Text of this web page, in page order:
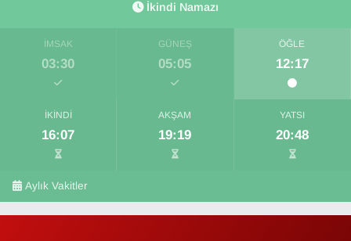
İkindi Namazı
İMSAK
03:30
GÜNEŞ
05:05
ÖĞLE
12:17
İKINDI
16:07
AKŞAM
19:19
YATSI
20:48
Aylık Vakitler